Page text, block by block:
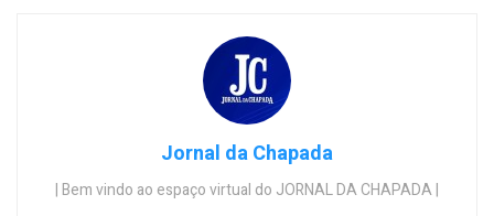
Jornal da Chapada
| Bem vindo ao espaço virtual do JORNAL DA CHAPADA |